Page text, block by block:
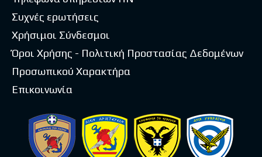
Συχνές ερωτήσεις
Χρήσιμοι Σύνδεσμοι
Όροι Χρήσης - Πολιτική Προστασίας Δεδομένων
Προσωπικού Χαρακτήρα
Επικοινωνία